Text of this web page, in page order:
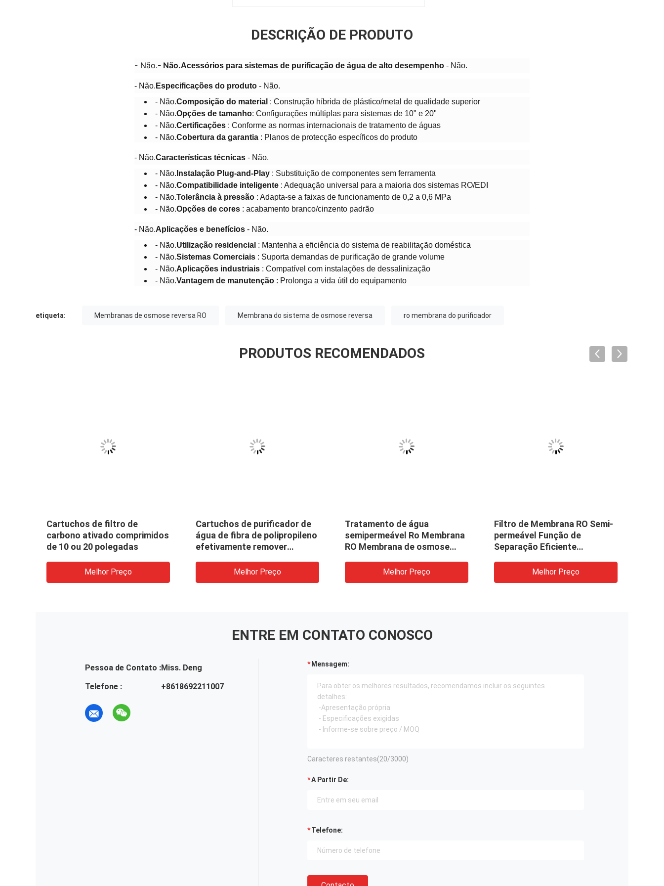
DESCRIÇÃO DE PRODUTO
- Não.- Não.Acessórios para sistemas de purificação de água de alto desempenho - Não.
- Não. Especificações do produto - Não.
- Não.Composição do material : Construção híbrida de plástico/metal de qualidade superior
- Não.Opções de tamanho: Configurações múltiplas para sistemas de 10" e 20"
- Não.Certificações : Conforme as normas internacionais de tratamento de águas
- Não.Cobertura da garantia : Planos de protecção específicos do produto
- Não.Características técnicas - Não.
- Não. Instalação Plug-and-Play : Substituição de componentes sem ferramenta
- Não.Compatibilidade inteligente : Adequação universal para a maioria dos sistemas RO/EDI
- Não.Tolerância à pressão : Adapta-se a faixas de funcionamento de 0,2 a 0,6 MPa
- Não.Opções de cores : acabamento branco/cinzento padrão
- Não.Aplicações e benefícios - Não.
- Não.Utilização residencial : Mantenha a eficiência do sistema de reabilitação doméstica
- Não.Sistemas Comerciais : Suporta demandas de purificação de grande volume
- Não.Aplicações industriais : Compatível com instalações de dessalinização
- Não.Vantagem de manutenção : Prolonga a vida útil do equipamento
etiqueta: Membranas de osmose reversa RO Membrana do sistema de osmose reversa ro membrana do purificador
PRODUTOS RECOMENDADOS
Cartuchos de filtro de
carbono ativado comprimidos
de 10 ou 20 polegadas
Melhor Preço
Cartuchos de purificador de
água de fibra de polipropileno
efetivamente remover
Melhor Preço
Tratamento de água
semipermeável Ro Membrana
RO Membrana de osmose
Melhor Preço
Filtro de Membrana RO Semi-
permeável Função de
Separação Eficiente
Melhor Preço
ENTRE EM CONTATO CONOSCO
Pessoa de Contato :Miss. Deng
Telefone :
+8618692211007
Mensagem:
Caracteres restantes(20/3000)
A Partir De:
Telefone: